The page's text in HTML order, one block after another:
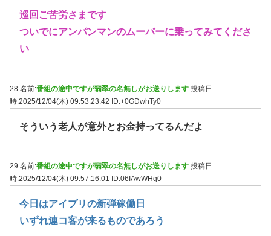
巡回ご苦労さまです
ついでにアンパンマンのムーバーに乗ってみてくださ
い
28 名前:番組の途中ですが翡翠の名無しがお送りします 投稿日
時:2025/12/04(木) 09:53:23.42 ID:+0GDwhTy0
そういう老人が意外とお金持ってるんだよ
29 名前:番組の途中ですが翡翠の名無しがお送りします 投稿日
時:2025/12/04(木) 09:57:16.01
ID:06IAwWHq0
今日はアイプリの新弾稼働日
いずれ連コ客が来るものであろう